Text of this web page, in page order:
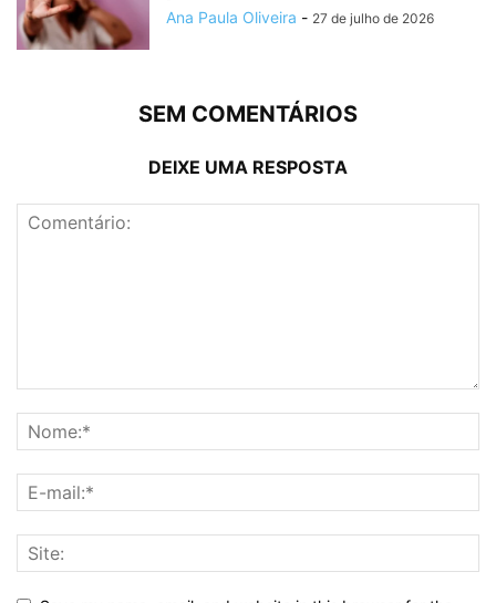
Ana Paula Oliveira - 27 de julho de 2026
SEM COMENTÁRIOS
DEIXE UMA RESPOSTA